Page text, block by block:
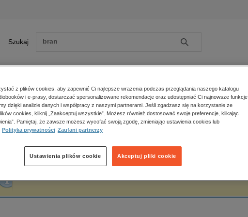
Szukaj Szukaj
Zobacz wszystkie E-prasa
polityka, społeczno-informacyjne
psychologiczne
popularno-naukowe
historia
główna Jarosław Iwaszkiewicz
Iwaszkiewicz
z plików cookies, aby zapewnić Ci najlepsze wrażenia podczas przeglądania naszego katalogu
i e-prasy, dostarczać spersonalizowane rekomendacje oraz udostępniać Ci najnowsze funkcje,
dzięki analizie danych i współpracy z naszymi partnerami. Jeśli zgadzasz się na korzystanie ze
cookies, kliknij „Zaakceptuj wszystkie”. Możesz również dostosować swoje preferencje, klikając
Pamiętaj, że zawsze możesz wycofać swoją zgodę, zmieniając ustawienia cookies lub
Polityka prywatności Zaufani partnerzy
Akceptuj pliki cookie
Ustawienia plików cookie